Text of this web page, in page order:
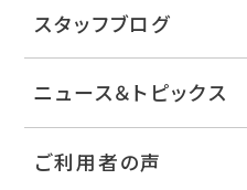
スタッフブログ
ニュース＆トピックス
ご利用者の声